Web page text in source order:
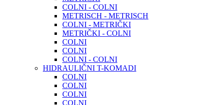
COLNI - COLNI
METRISCH - METRISCH
COLNI - METRIČKI
METRIČKI - COLNI
COLNI
COLNI
COLNI - COLNI
HIDRAULIČNI T-KOMADI
COLNI
COLNI
COLNI
COLNI